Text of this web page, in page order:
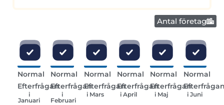
Antal företag
Normal
Efterfrågan
i
Januari
Normal
Efterfrågan
i
Februari
Normal
Efterfrågan
i Mars
Normal
Efterfrågan
i April
Normal
Efterfrågan
i Maj
Normal
i Juni